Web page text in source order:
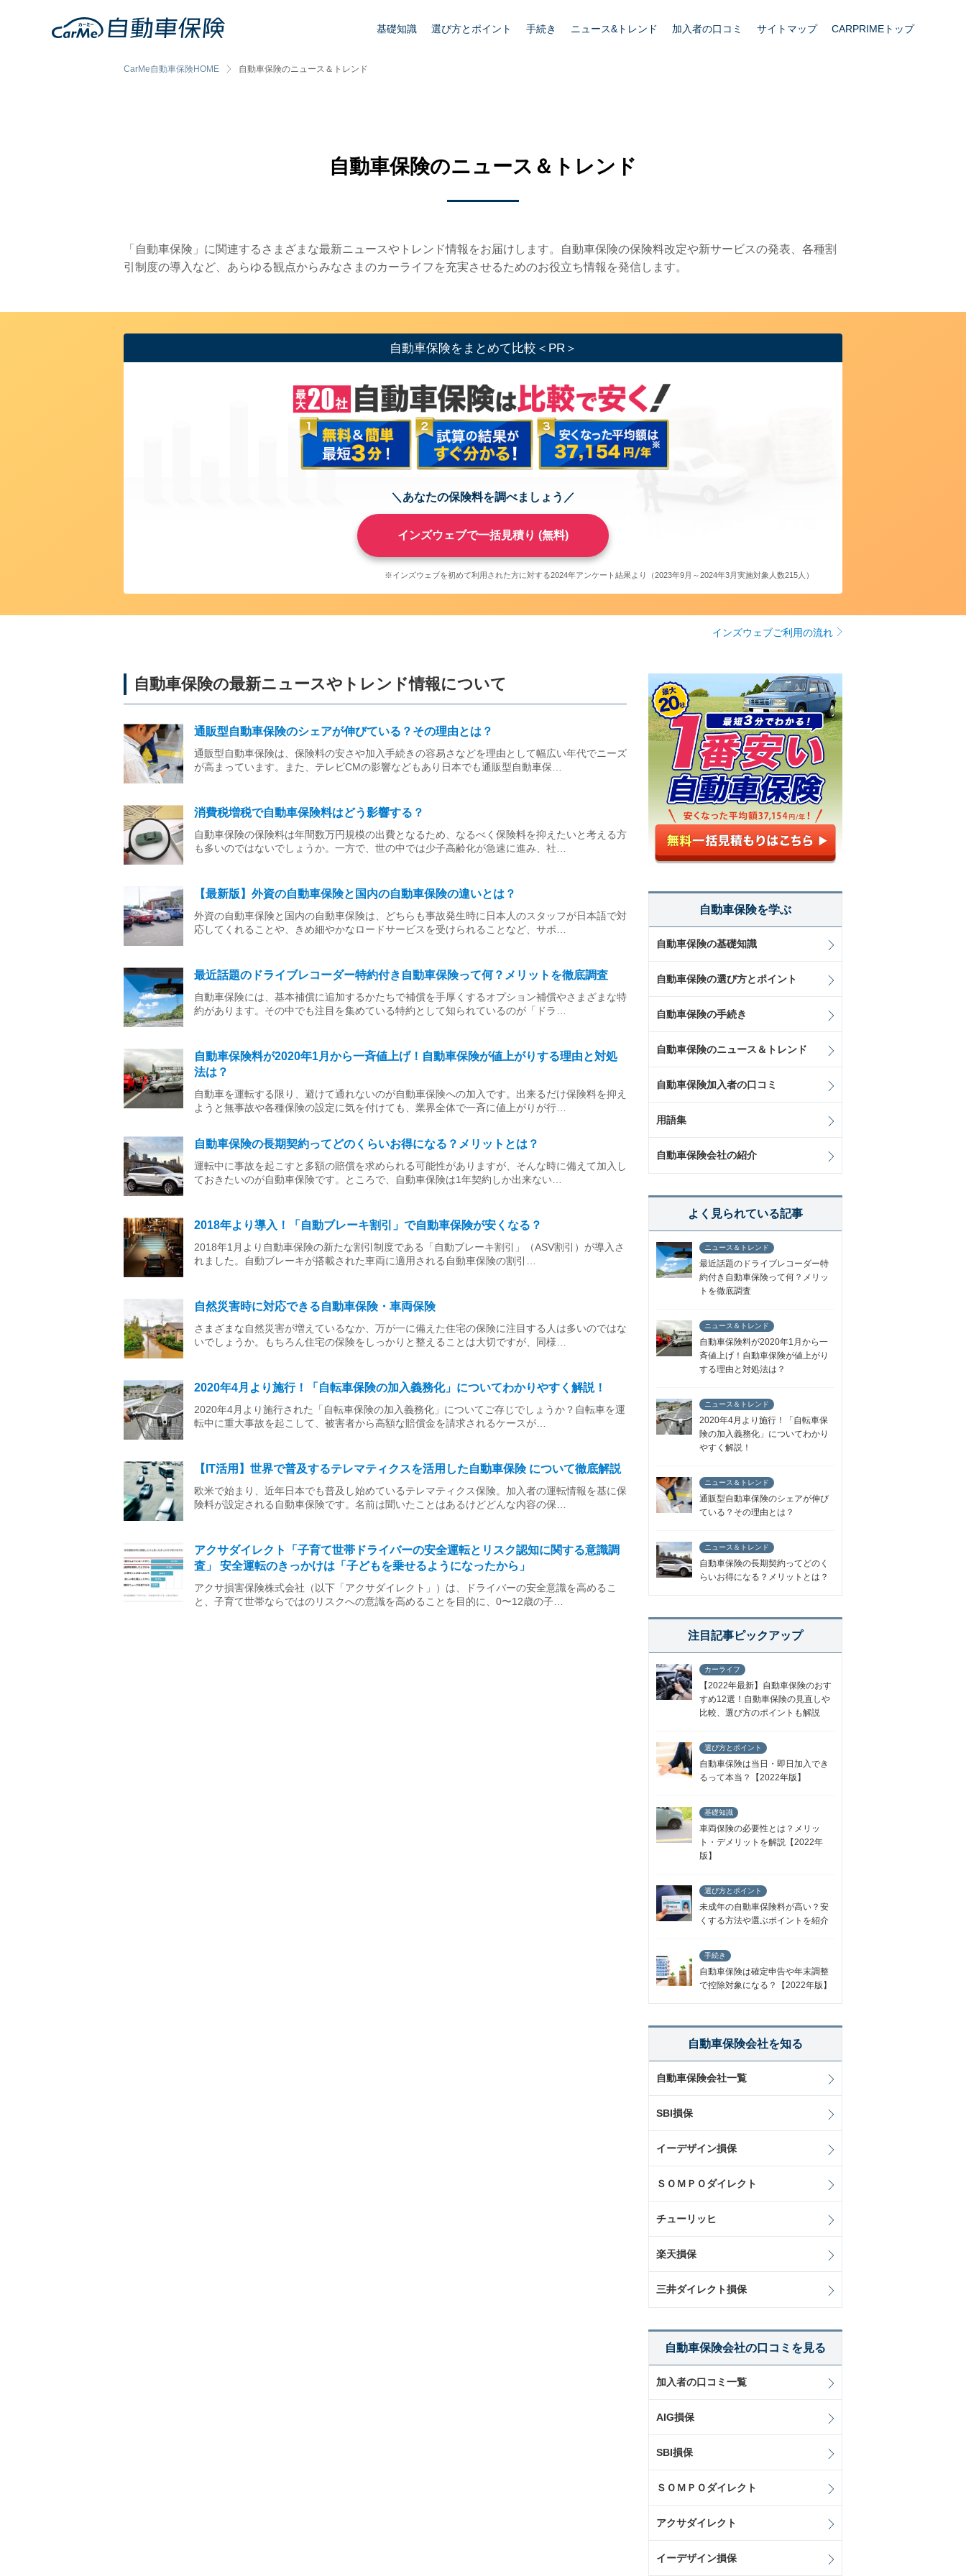
基礎知識 選び方とポイント 手続き ニュース&トレンド 加入者の口コミ サイトマップ CARPRIMEトップ
CarMe自動車保険HOME 自動車保険のニュース＆トレンド
自動車保険のニュース＆トレンド
「自動車保険」に関連するさまざまな最新ニュースやトレンド情報をお届けします。自動車保険の保険料改定や新サービスの発表、各種割
引制度の導入など、あらゆる観点からみなさまのカーライフを充実させるためのお役立ち情報を発信します。
自動車保険をまとめて比較＜PR＞
＼あなたの保険料を調べましょう／
インズウェブで一括見積り (無料)
※インズウェブを初めて利用された方に対する2024年アンケート結果より（2023年9月～2024年3月実施対象人数215人）
インズウェブご利用の流れ
自動車保険の最新ニュースやトレンド情報について
通販型自動車保険のシェアが伸びている？その理由とは？
通販型自動車保険は、保険料の安さや加入手続きの容易さなどを理由として幅広い年代でニーズ
が高まっています。また、テレビCMの影響などもあり日本でも通販型自動車保…
消費税増税で自動車保険料はどう影響する？
自動車保険の保険料は年間数万円規模の出費となるため、なるべく保険料を抑えたいと考える方
も多いのではないでしょうか。一方で、世の中では少子高齢化が急速に進み、社…
【最新版】外資の自動車保険と国内の自動車保険の違いとは？
外資の自動車保険と国内の自動車保険は、どちらも事故発生時に日本人のスタッフが日本語で対
応してくれることや、きめ細やかなロードサービスを受けられることなど、サポ…
最近話題のドライブレコーダー特約付き自動車保険って何？メリットを徹底調査
自動車保険には、基本補償に追加するかたちで補償を手厚くするオプション補償やさまざまな特
約があります。その中でも注目を集めている特約として知られているのが「ドラ…
自動車保険料が2020年1月から一斉値上げ！自動車保険が値上がりする理由と対処
法は？
自動車を運転する限り、避けて通れないのが自動車保険への加入です。出来るだけ保険料を抑え
ようと無事故や各種保険の設定に気を付けても、業界全体で一斉に値上がりが行…
自動車保険の長期契約ってどのくらいお得になる？メリットとは？
運転中に事故を起こすと多額の賠償を求められる可能性がありますが、そんな時に備えて加入し
ておきたいのが自動車保険です。ところで、自動車保険は1年契約しか出来ない…
2018年より導入！「自動ブレーキ割引」で自動車保険が安くなる？
2018年1月より自動車保険の新たな割引制度である「自動ブレーキ割引」（ASV割引）が導入さ
れました。自動ブレーキが搭載された車両に適用される自動車保険の割引…
自然災害時に対応できる自動車保険・車両保険
さまざまな自然災害が増えているなか、万が一に備えた住宅の保険に注目する人は多いのではな
いでしょうか。もちろん住宅の保険をしっかりと整えることは大切ですが、同様…
2020年4月より施行！「自転車保険の加入義務化」についてわかりやすく解説！
2020年4月より施行された「自転車保険の加入義務化」についてご存じでしょうか？自転車を運
転中に重大事故を起こして、被害者から高額な賠償金を請求されるケースが…
【IT活用】世界で普及するテレマティクスを活用した自動車保険 について徹底解説
欧米で始まり、近年日本でも普及し始めているテレマティクス保険。加入者の運転情報を基に保
険料が設定される自動車保険です。名前は聞いたことはあるけどどんな内容の保…
アクサダイレクト「子育て世帯ドライバーの安全運転とリスク認知に関する意識調
査」 安全運転のきっかけは「子どもを乗せるようになったから」
アクサ損害保険株式会社（以下「アクサダイレクト」）は、ドライバーの安全意識を高めるこ
と、子育て世帯ならではのリスクへの意識を高めることを目的に、0〜12歳の子…
自動車保険を学ぶ
自動車保険の基礎知識
自動車保険の選び方とポイント
自動車保険の手続き
自動車保険のニュース＆トレンド
自動車保険加入者の口コミ
用語集
自動車保険会社の紹介
よく見られている記事
ニュース＆トレンド
最近話題のドライブレコーダー特
約付き自動車保険って何？メリッ
トを徹底調査
ニュース＆トレンド
自動車保険料が2020年1月から一
斉値上げ！自動車保険が値上がり
する理由と対処法は？
ニュース＆トレンド
2020年4月より施行！「自転車保
険の加入義務化」についてわかり
やすく解説！
ニュース＆トレンド
通販型自動車保険のシェアが伸び
ている？その理由とは？
ニュース＆トレンド
自動車保険の長期契約ってどのく
らいお得になる？メリットとは？
注目記事ピックアップ
カーライフ
【2022年最新】自動車保険のおす
すめ12選！自動車保険の見直しや
比較、選び方のポイントも解説
選び方とポイント
自動車保険は当日・即日加入でき
るって本当？【2022年版】
基礎知識
車両保険の必要性とは？メリッ
ト・デメリットを解説【2022年
版】
選び方とポイント
未成年の自動車保険料が高い？安
くする方法や選ぶポイントを紹介
手続き
自動車保険は確定申告や年末調整
で控除対象になる？【2022年版】
自動車保険会社を知る
自動車保険会社一覧
SBI損保
イーデザイン損保
ＳＯＭＰＯダイレクト
チューリッヒ
楽天損保
三井ダイレクト損保
自動車保険会社の口コミを見る
加入者の口コミ一覧
AIG損保
SBI損保
ＳＯＭＰＯダイレクト
アクサダイレクト
イーデザイン損保